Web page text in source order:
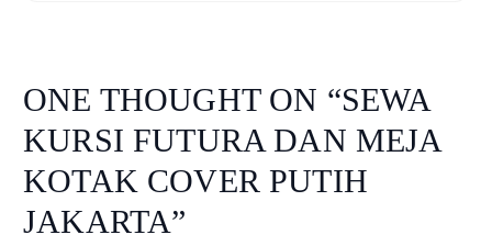
ONE THOUGHT ON “SEWA
KURSI FUTURA DAN MEJA
KOTAK COVER PUTIH
JAKARTA”